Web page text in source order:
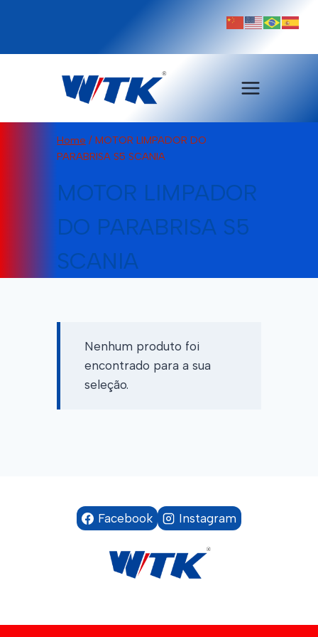
Home / MOTOR LIMPADOR DO
PARABRISA S5 SCANIA
MOTOR LIMPADOR
DO PARABRISA S5
SCANIA
Nenhum produto foi
encontrado para a sua
seleção.
Facebook Instagram